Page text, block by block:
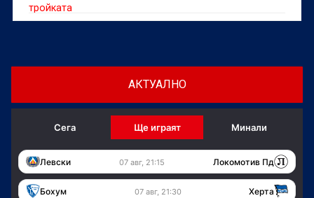
тройката
АКТУАЛНО
Сега Ще играят Минали
Левски 07 авг, 21:15 Локомотив Пд
Бохум 07 авг, 21:30 Херта